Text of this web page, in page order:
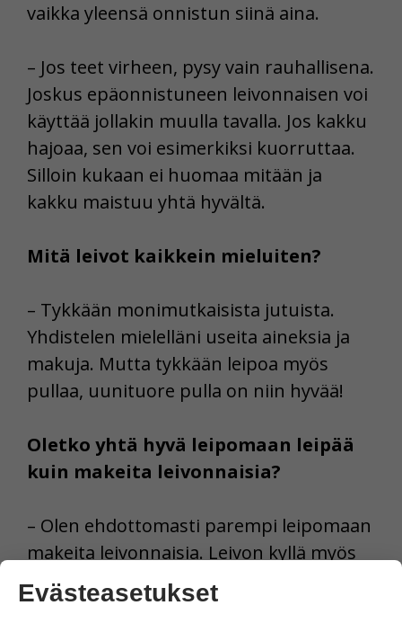
vaikka yleensä onnistun siinä aina.
– Jos teet virheen, pysy vain rauhallisena.
Joskus epäonnistuneen leivonnaisen voi
käyttää jollakin muulla tavalla. Jos kakku
hajoaa, sen voi esimerkiksi kuorruttaa.
Silloin kukaan ei huomaa mitään ja
kakku maistuu yhtä hyvältä.
Mitä leivot kaikkein mieluiten?
– Tykkään monimutkaisista jutuista.
Yhdistelen mielelläni useita aineksia ja
makuja. Mutta tykkään leipoa myös
pullaa, uunituore pulla on niin hyvää!
Oletko yhtä hyvä leipomaan leipää
kuin makeita leivonnaisia?
– Olen ehdottomasti parempi leipomaan
makeita leivonnaisia. Leivon kyllä myös
leipää, mutta se ei aina onnistu kovin
hyvin.
Evästeasetukset